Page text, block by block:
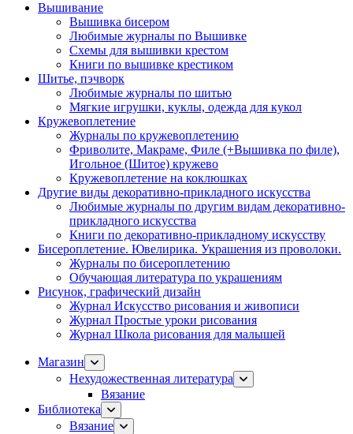
Вышивание
Вышивка бисером
Любимые журналы по Вышивке
Схемы для вышивки крестом
Книги по вышивке крестиком
Шитье, пэчворк
Любимые журналы по шитью
Мягкие игрушки, куклы, одежда для кукол
Кружевоплетение
Журналы по кружевоплетению
Фриволите, Макраме, Филе (+Вышивка по филе),
Игольное (Шитое) кружево
Кружевоплетение на коклюшках
Другие виды декоративно-прикладного искусства
Любимые журналы по другим видам декоративно-
прикладного искусства
Книги по декоративно-прикладному искусству
Бисероплетение. Ювелирика. Украшения из проволоки.
Журналы по бисероплетению
Обучающая литература по украшениям
Рисунок, графический дизайн
Журнал Искусство рисования и живописи
Журнал Простые уроки рисования
Журнал Школа рисования для малышей
Магазин
Нехудожественная литература
Вязание
Библиотека
Вязание